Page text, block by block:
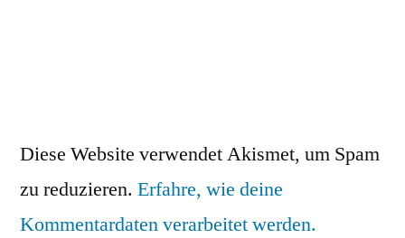
Diese Website verwendet Akismet, um Spam
zu reduzieren. Erfahre, wie deine
Kommentardaten verarbeitet werden.